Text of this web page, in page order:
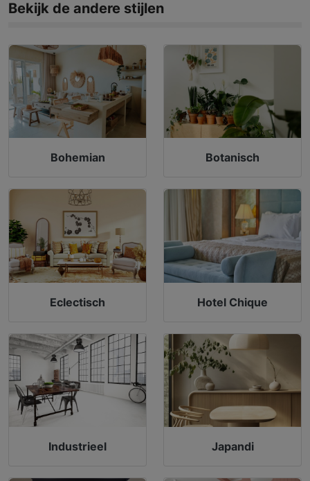
Bekijk de andere stijlen
Bohemian Botanisch
Eclectisch Hotel Chique
Industrieel Japandi